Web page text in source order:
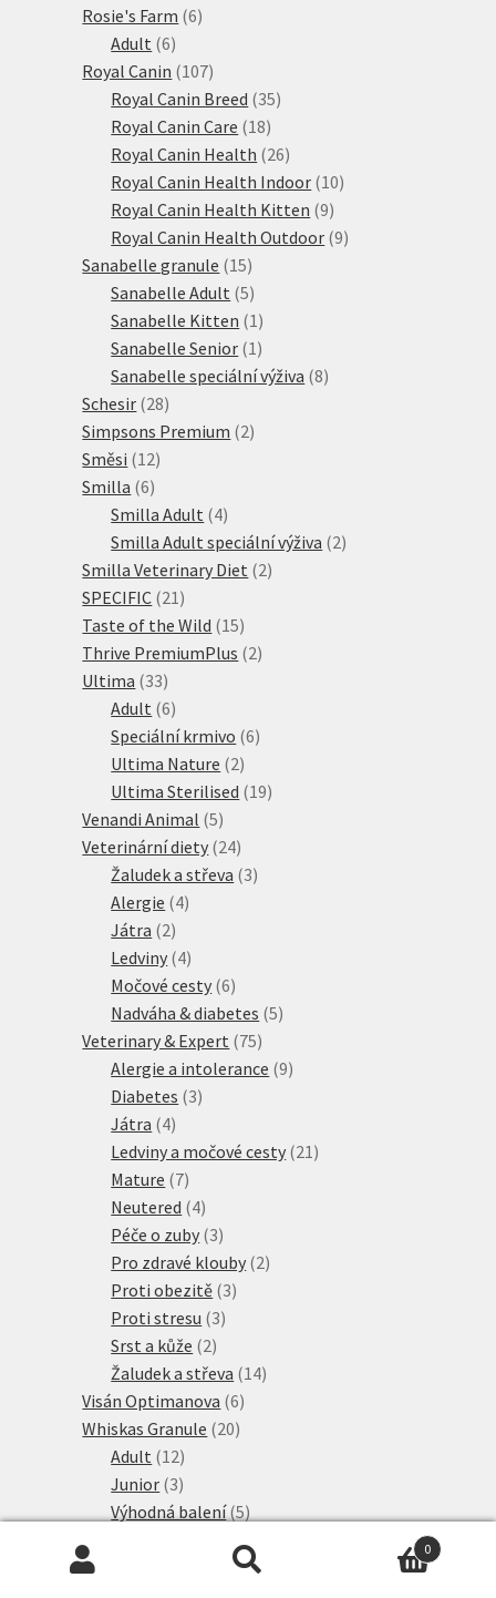
Rosie's Farm 66
Adult 66
produktů
Royal Canin 107107
produktů
Royal Canin Breed 3535
Royal Canin Care 1818
produktů
Royal Canin Health 2626
produktů
Royal Canin Health Indoor 1010
Royal Canin Health Kitten 99
produktů
Royal Canin Health Outdoor 99
Sanabelle granule 1515
produktů
Sanabelle Adult 55
produktů
Sanabelle Kitten 1 1
produkt
Sanabelle Senior 1 1
produkt
Sanabelle speciální výživa 88
Schesir 2828
produktů
Simpsons Premium 22
Směsi 1212
Smilla 66
produktů
Smilla Adult 44
produkty
Smilla Adult speciální výživa 22
Smilla Veterinary Diet 22
SPECIFIC 21 21
produktů
Taste of the Wild 1515
produktů
Thrive PremiumPlus 22
Ultima 3333
produktů
Adult 66
produktů
Speciální krmivo 66
Ultima Nature 22
produkty
Ultima Sterilised 1919
Venandi Animal 55
produktů
Veterinární diety 2424
produktů
Žaludek a střeva 33
Alergie 44
Játra 22
produkty
Ledviny 44
produkty
Močové cesty 66
produktů
Nadváha & diabetes 55
Veterinary & Expert 7575
produktů
Alergie a intolerance 99
Diabetes 33
Játra 44
produkty
Ledviny a močové cesty 21 21
Mature 77
produktů
Neutered 44
produkty
Péče o zuby 33
produkty
Pro zdravé klouby 22
Proti obezitě 33
Proti stresu 33
Srst a kůže 22
produkty
Žaludek a střeva 1414
Visán Optimanova 66
produktů
Whiskas Granule 2020
Adult 1212
produktů
Junior 33
produkty
Výhodná balení 55
produktů
Wild Freedom Granule 26
0